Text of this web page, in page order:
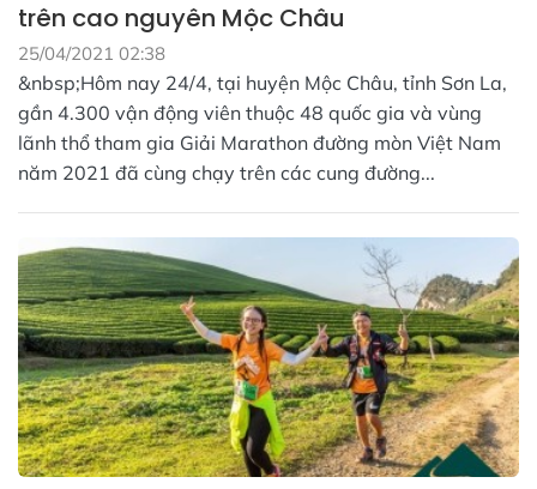
trên cao nguyên Mộc Châu
25/04/2021 02:38
&nbsp;Hôm nay 24/4, tại huyện Mộc Châu, tỉnh Sơn La,
gần 4.300 vận động viên thuộc 48 quốc gia và vùng
lãnh thổ tham gia Giải Marathon đường mòn Việt Nam
năm 2021 đã cùng chạy trên các cung đường...